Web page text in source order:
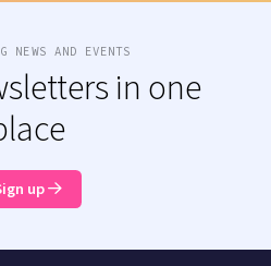
NEWS AND EVENTS
in one
up